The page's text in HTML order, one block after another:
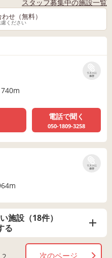
スタッフ募集中の施設一覧
せ（無料）
ください
リストに
保存
電話で聞く
050-1809-3258
リストに
保存
施設（18件）
る
次のページ